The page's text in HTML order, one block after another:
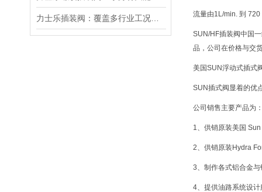
流量由1L/min. 到
SUN/HF插装阀中国
品，公司在价格与交
美国SUN浮动式插式
SUN插式阀显着的优
公司销售主要产品为
1、供销原装美国
2、供销原装Hydra
3、制作各式铝合金
4、提供油路系统设